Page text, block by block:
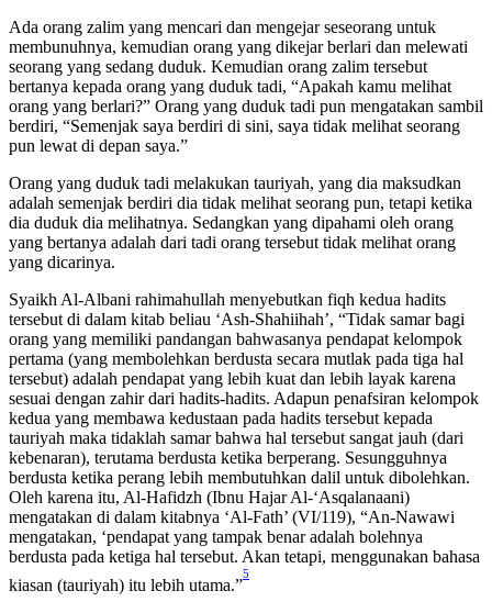
Ada orang zalim yang mencari dan mengejar seseorang untuk
membunuhnya, kemudian orang yang dikejar berlari dan melewati
seorang yang sedang duduk. Kemudian orang zalim tersebut
bertanya kepada orang yang duduk tadi, “Apakah kamu melihat
orang yang berlari?” Orang yang duduk tadi pun mengatakan sambil
berdiri, “Semenjak saya berdiri di sini, saya tidak melihat seorang
Orang yang duduk tadi melakukan tauriyah, yang dia maksudkan
adalah semenjak berdiri dia tidak melihat seorang pun, tetapi ketika
dia duduk dia melihatnya. Sedangkan yang dipahami oleh orang
yang bertanya adalah dari tadi orang tersebut tidak melihat orang
Syaikh Al-Albanirahimahullahmenyebutkanfiqhkedua hadits
tersebut di dalam kitab beliau ‘Ash-Shahiihah’, “Tidak samar bagi
orang yang memiliki pandangan bahwasanya pendapat kelompok
pertama (yang membolehkan berdusta secara mutlak pada tiga hal
tersebut) adalah pendapat yang lebih kuat dan lebih layak karena
sesuai dengan zahir dari hadits-hadits. Adapun penafsiran kelompok
kedua yang membawa kedustaan pada hadits tersebut kepada
tauriyah maka tidaklah samar bahwa hal tersebut sangat jauh (dari
kebenaran), terutama berdusta ketika berperang. Sesungguhnya
berdusta ketika perang lebih membutuhkan dalil untuk dibolehkan.
Oleh karena itu,Al-Hafidzh(Ibnu Hajar Al-‘Asqalanaani)
mengatakan di dalam kitabnya ‘Al-Fath’ (VI/119), “An-Nawawi
mengatakan, ‘pendapat yang tampak benar adalah bolehnya
berdusta pada ketiga hal tersebut. Akan tetapi, menggunakan bahasa